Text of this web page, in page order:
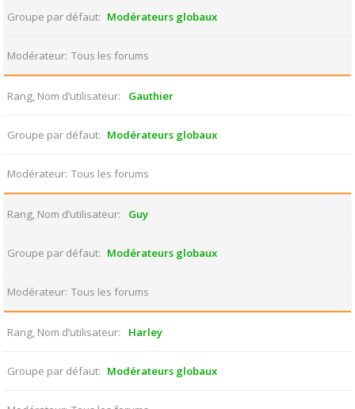
Groupe par défaut Modérateurs globaux
Modérateur Tous les forums
Rang, Nom d’utilisateur Gauthier
Groupe par défaut Modérateurs globaux
Modérateur Tous les forums
Rang, Nom d’utilisateur Guy
Groupe par défaut Modérateurs globaux
Modérateur Tous les forums
Rang, Nom d’utilisateur Harley
Groupe par défaut Modérateurs globaux